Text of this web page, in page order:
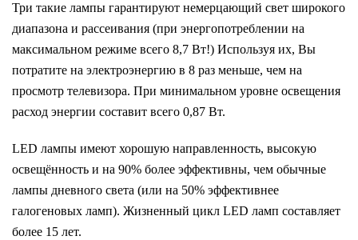
Три такие лампы гарантируют немерцающий свет широкого
диапазона и рассеивания (при энергопотреблении на
максимальном режиме всего 8,7 Вт!) Используя их, Вы
потратите на электроэнергию в 8 раз меньше, чем на
просмотр телевизора. При минимальном уровне освещения
расход энергии составит всего 0,87 Вт.
LED лампы имеют хорошую направленность, высокую
освещённость и на 90% более эффективны, чем обычные
лампы дневного света (или на 50% эффективнее
галогеновых ламп). Жизненный цикл LED ламп составляет
более 15 лет.